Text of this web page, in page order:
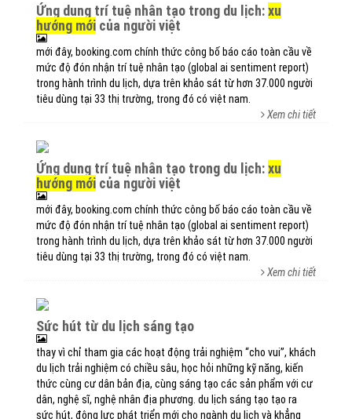
ứng dụng trí tuệ nhân tạo trong du lịch:xu
hướng mới của người việt
mới đây, booking.com chính thức công bố báo cáo toàn cầu về
mức độ đón nhận trí tuệ nhân tạo (global ai sentiment report)
trong hành trình du lịch, dựa trên khảo sát từ hơn 37.000 người
tiêu dùng tại 33 thị trường, trong đó có việt nam.
Xem chi tiết
ứng dụng trí tuệ nhân tạo trong du lịch:xu
hướng mới của người việt
mới đây, booking.com chính thức công bố báo cáo toàn cầu về
mức độ đón nhận trí tuệ nhân tạo (global ai sentiment report)
trong hành trình du lịch, dựa trên khảo sát từ hơn 37.000 người
tiêu dùng tại 33 thị trường, trong đó có việt nam.
Xem chi tiết
sức hút từ du lịch sáng tạo
thay vì chỉ tham gia các hoạt động trải nghiệm “cho vui”, khách
du lịch trải nghiệm có chiều sâu, học hỏi những kỹ năng, kiến
thức cùng cư dân bản địa, cùng sáng tạo các sản phẩm với cư
dân, nghệ sĩ, nghệ nhân địa phương. du lịch sáng tạo tạo ra
sức hút, động lực phát triển mới cho ngành du lịch và khẳng